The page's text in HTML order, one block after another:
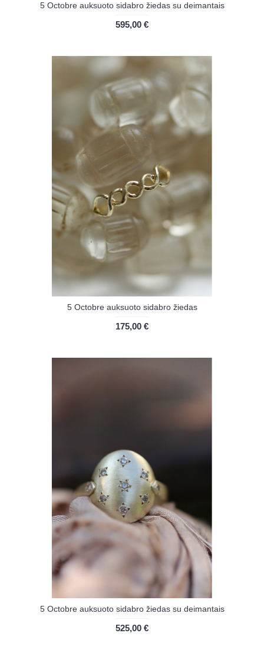
5 Octobre auksuoto sidabro žiedas su deimantais
595,00 €
5 Octobre auksuoto sidabro žiedas
175,00 €
5 Octobre auksuoto sidabro žiedas su deimantais
525,00 €